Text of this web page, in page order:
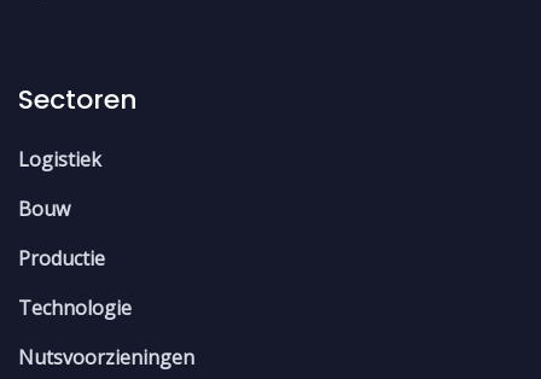
Sectoren
Logistiek
Bouw
Productie
Technologie
Nutsvoorzieningen